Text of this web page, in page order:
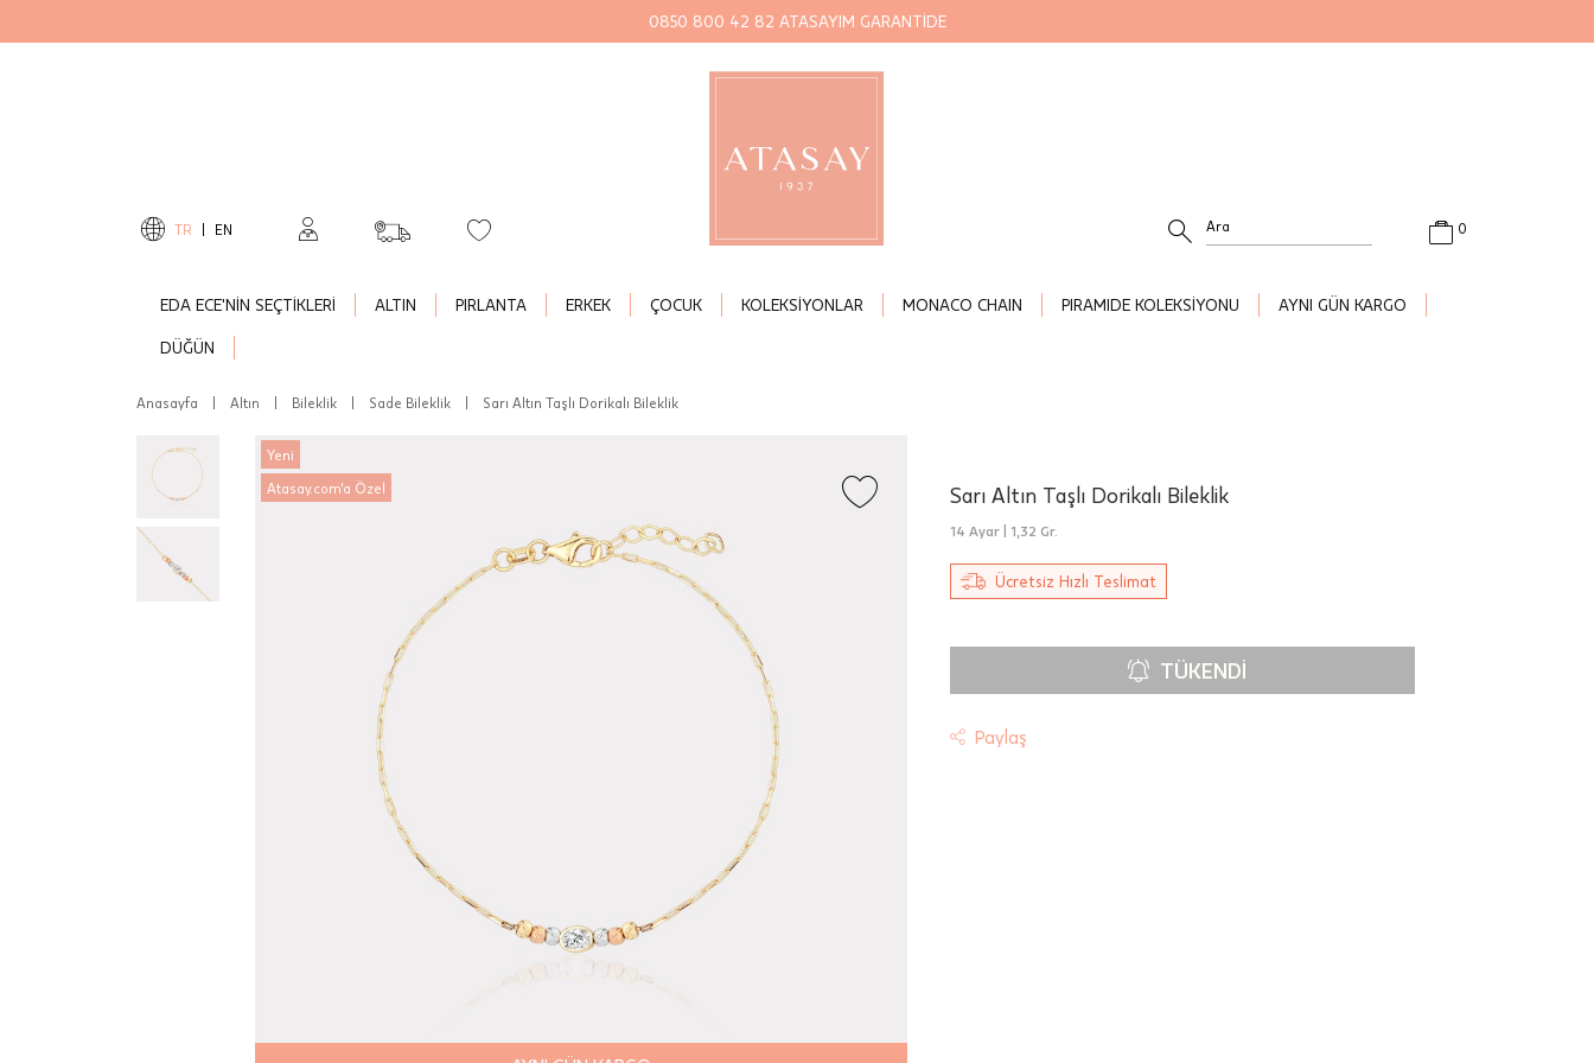
0850 800 42 82 ATASAYIM GARANTİDE
TR EN
EDA ECE'NİN SEÇTİKLERİ ALTIN PIRLANTA ERKEK ÇOCUK KOLEKSİYONLAR MONACO CHAIN PIRAMIDE KOLEKSİYONU AYNI GÜN KARGO
DÜĞÜN
0
Anasayfa Altın Bileklik Sade Bileklik Sarı Altın Taşlı Dorikalı Bileklik
Yeni
Atasay.com'a Özel
Sarı Altın Taşlı Dorikalı Bileklik
14 Ayar | 1,32 Gr.
Ücretsiz Hızlı Teslimat
TÜKENDI
Paylaş
Teslimat